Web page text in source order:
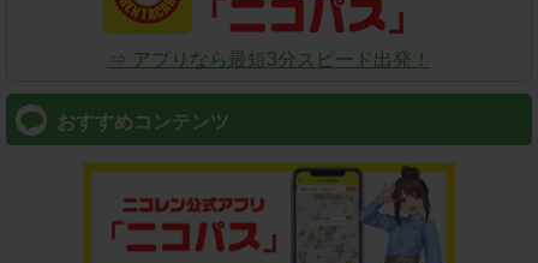
⇒ アプリなら最短3分スピード出発！
おすすめコンテンツ